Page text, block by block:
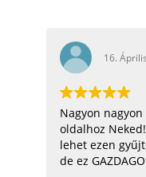
16.
Nagyon
oldalhoz
lehet ezen
de ez